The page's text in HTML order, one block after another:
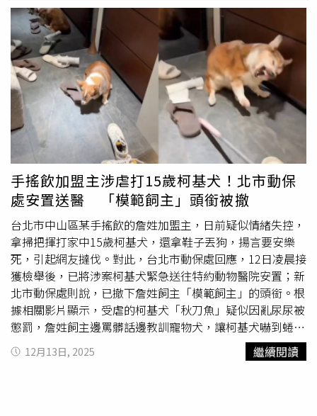
淆，總部亦已安排涉事門店之外觀招牌、品牌識別與相關照
片之拆卸作業。惟因招牌拆卸涉及道路使用與相關行政申請
程序（路權申請），需依規定完成作業流程，預定將於下週
一依法進行招牌拆卸。茶聚再次重申：我們不接受、也不容
忍任何形式的暴力或違反社會基本價值之行為。本次所有處
置，皆係依加盟契約與制度規範執行。後續如有需對外補充
說明之事項，將一律由茶聚加盟總部統一公告。感謝社會各
界的關注、提醒與監督。茶聚加盟總部
「也沒有投保勞健保，這就不期待了，請問是你會檢舉僱主
嗎？是不是就放棄工資給他了？」而在 虐狗
事件爆發後，這
篇貼文再度被挖出，不少鄉民紛紛在底下留言，「那個老闆
還是虐狗仔」、「虐狗
仔還不給薪水」、「實習試用期也要
給薪」、「趁這波告他吧，總部都放話要處理了」、「直接
告！不知道他騙了多少『試用期』的錢」、「2025年了還
有人想玩這招」、「告下去，什麼能告的都告，會這樣壓榨
你也會這樣壓榨別人」、「又
虐狗還欺負員工，什麼爛
店」。另外，詹姓飼主的配偶也因此事件遭肉搜，而配偶本
人便透過牙醫診所粉專聲明回應，強調詹先生
虐狗試「個人
行為」，與他經營的牙醫診所完全無關，應由詹先生自行承
擔法律責任，請社會大眾不要牽連牙醫診所，「本人珍愛寵
物柯基犬，就此事件本人配偶之行為亦深感憤怒，絕不容
忍！」詹姓飼主的配偶也強調，他是在網路上看到影片時才
知道此事，事件發生時並不在場，在得悉此事後，他就立即
回家處理、安置愛犬，「由於事發突然，本人有許多事情必
須處理，包含尋覓可以養寵物的住處與詹先生分居，先前因
無法進一步回應網友留言，故先隱蔽處理，懇請各界給予本
人一些時間。謝謝。」詹姓飼主的配偶提及，12日下午4時
許，動保處通知他狗狗血檢無問題，他原本打算領回後帶回
安置貓咪的分居地方陪伴照顧，但下午6時許他前往接狗狗
手搖飲加盟主涉虐打15歲柯基犬！北市動保
處安置送醫 「模範飼主」頭銜被撤
台北市中山區某手搖飲的詹姓加盟主，日前疑似情緒失控，
拿掃把揮打家中15歲柯基犬，還拿鞋子丟狗，揚言要安樂
死，引起網友撻伐。對此，台北市動保處回應，12日凌晨接
獲檢舉後，已將涉案柯基犬緊急送往特約動物醫院安置；新
北市動保處則說，已撤下詹姓飼主「模範飼主」的頭銜。根
據相關影片顯示，受虐的柯基犬「秋刀魚」疑似因亂尿尿被
懲罰，詹姓飼主邊罵髒話邊教訓寵物犬，讓柯基犬嚇到蜷縮
在角落不斷發抖，詹姓飼主還將影片上傳網路，並寫下「誰
要養？送他，不然我就把牠安樂死」、「（就算）牠20歲，
12月13日, 2025 繼續閱讀